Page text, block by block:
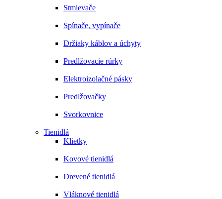
Stmievače
Spínače, vypínače
Držiaky káblov a úchyty
Predlžovacie rúrky
Elektroizolačné pásky
Predlžovačky
Svorkovnice
Tienidlá
Klietky
Kovové tienidlá
Drevené tienidlá
Vláknové tienidlá